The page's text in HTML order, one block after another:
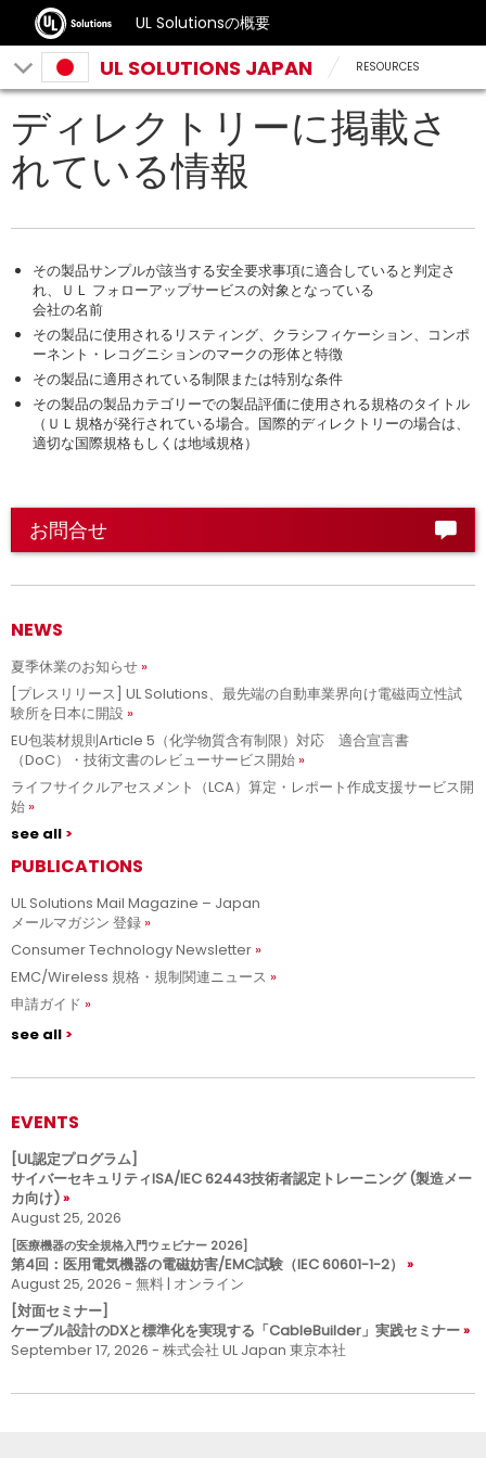
UL Solutionsの概要
UL SOLUTIONS JAPAN RESOURCES
ディレクトリーに掲載さ
れている情報
その製品サンプルが該当する安全要求事項に適合していると判定さ
れ、ＵＬ フォローアップサービスの対象となっている
会社の名前
その製品に使用されるリスティング、クラシフィケーション、コンポ
ーネント・レコグニションのマークの形体と特徴
その製品に適用されている制限または特別な条件
その製品の製品カテゴリーでの製品評価に使用される規格のタイトル
（ＵＬ規格が発行されている場合。国際的ディレクトリーの場合は、
適切な国際規格もしくは地域規格）
お問合せ
NEWS
夏季休業のお知らせ
[プレスリリース] UL Solutions、最先端の自動車業界向け電磁両立性試
験所を日本に開設
EU包装材規則Article 5（化学物質含有制限）対応 適合宣言書
（DoC）・技術文書のレビューサービス開始
ライフサイクルアセスメント（LCA）算定・レポート作成支援サービス開
始
see all
PUBLICATIONS
UL Solutions Mail Magazine – Japan
メールマガジン 登録
Consumer Technology Newsletter
EMC/Wireless 規格・規制関連ニュース
申請ガイド
see all
EVENTS
[UL認定プログラム]
サイバーセキュリティISA/IEC 62443技術者認定トレーニング (製造メー
カ向け)
August 25, 2026
[医療機器の安全規格入門ウェビナー 2026]
第4回：医用電気機器の電磁妨害/EMC試験（IEC 60601-1-2）
August 25, 2026 - 無料 | オンライン
[対面セミナー]
ケーブル設計のDXと標準化を実現する「CableBuilder」実践セミナー
September 17, 2026 - 株式会社 UL Japan 東京本社